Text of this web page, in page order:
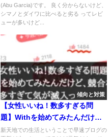
(Abu Garcia)です。 良く分からないけど、
シマノとダイワに比べると劣る ってレビ
ューが多いけど...
傾向と対策
【女性いいね！数多すぎる問
題】Withを始めてみたんだけ
ど、競合相手が多すぎて気が滅
新天地での生活ということで早速ブログの